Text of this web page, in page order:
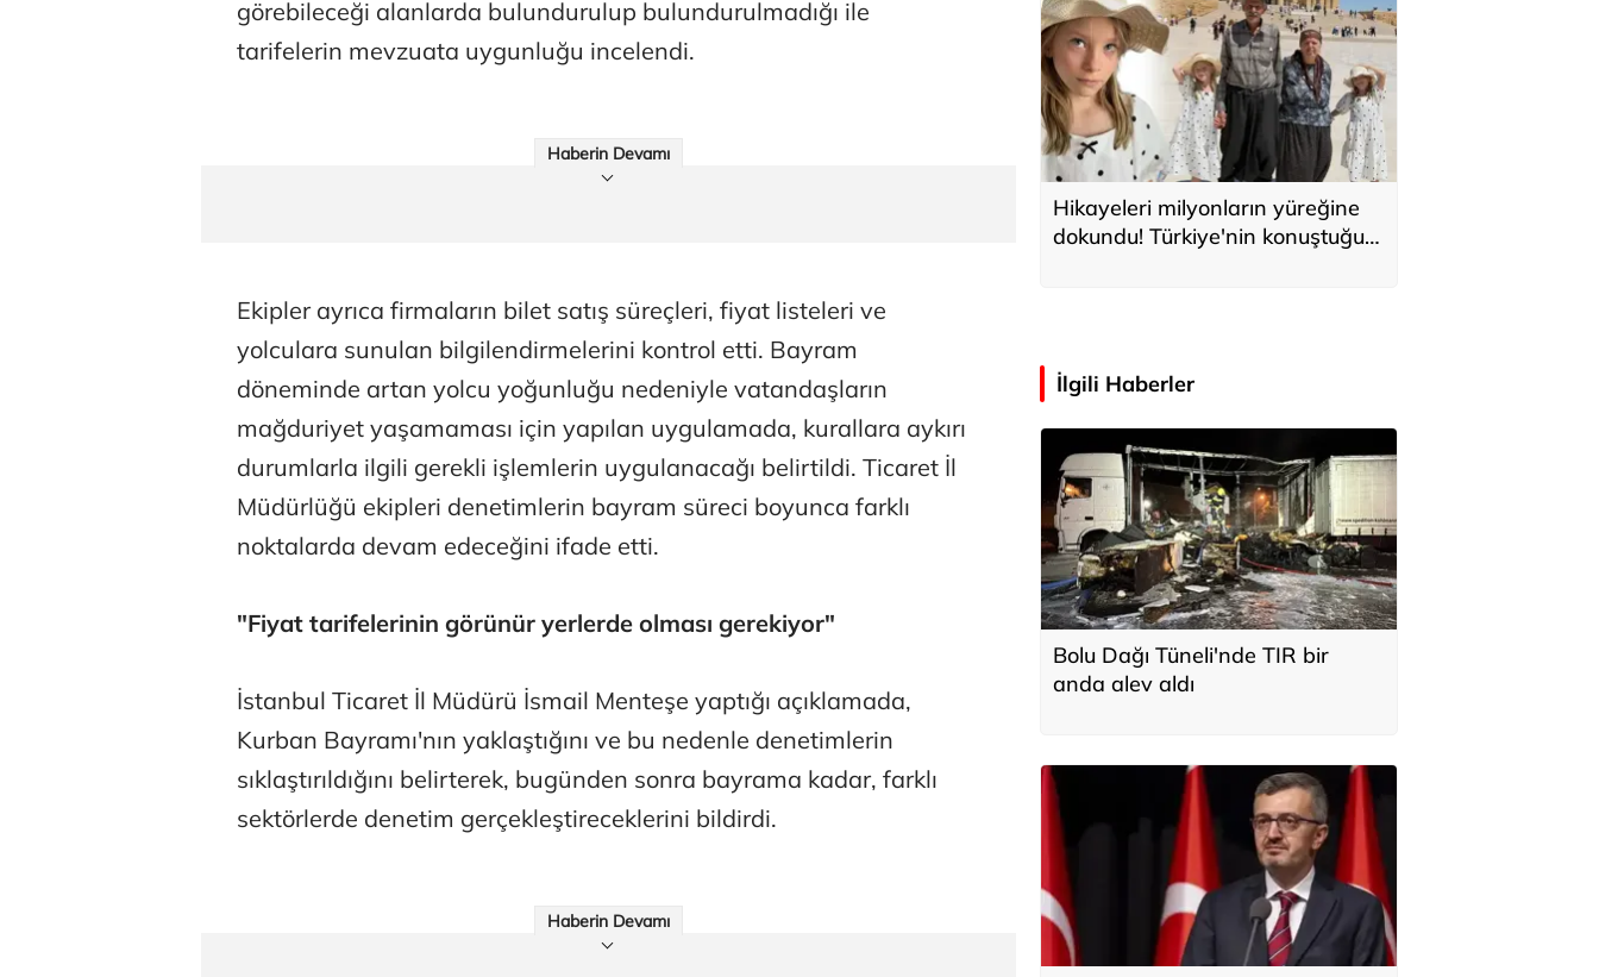
görebileceği alanlarda bulundurulup bulundurulmadığı ile
tarifelerin mevzuata uygunluğu incelendi.
Haberin Devamı
Ekipler ayrıca firmaların bilet satış süreçleri, fiyat listeleri ve
yolculara sunulan bilgilendirmelerini kontrol etti. Bayram
döneminde artan yolcu yoğunluğu nedeniyle vatandaşların
mağduriyet yaşamaması için yapılan uygulamada, kurallara aykırı
durumlarla ilgili gerekli işlemlerin uygulanacağı belirtildi. Ticaret İl
Müdürlüğü ekipleri denetimlerin bayram süreci boyunca farklı
noktalarda devam edeceğini ifade etti.
"Fiyat tarifelerinin görünür yerlerde olması gerekiyor"
İstanbul Ticaret İl Müdürü İsmail Menteşe yaptığı açıklamada,
Kurban Bayramı'nın yaklaştığını ve bu nedenle denetimlerin
sıklaştırıldığını belirterek, bugünden sonra bayrama kadar, farklı
sektörlerde denetim gerçekleştireceklerini bildirdi.
Haberin Devamı
Hikayeleri milyonların yüreğine
dokundu! Türkiye'nin konuştuğu
İlgili Haberler
Bolu Dağı Tüneli'nde TIR bir
anda alev aldı